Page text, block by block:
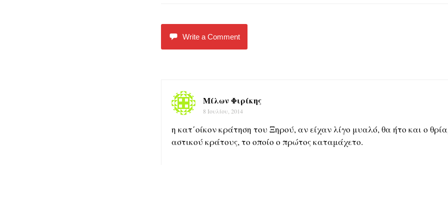
Write a Comment
Μίλων Φιρίκης
8 Ιουλίου, 2014
η κατ΄οίκον κράτηση του Ξηρού, αν είχαν λίγο μυαλό, θα ήτο και ο
αστικού κράτους, το οποίο ο πρώτος καταμάχετο.